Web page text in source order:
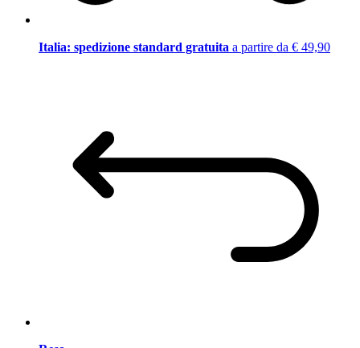
Italia: spedizione standard gratuita a partire da € 49,90